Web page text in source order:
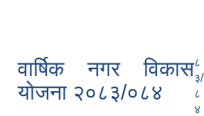
वार्षिक नगर विकास
योजना २०८३/०८४
८
३/
८
४